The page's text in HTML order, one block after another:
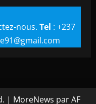
nous. Tel : +237
| MoreNews par AF